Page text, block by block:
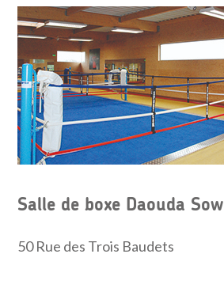
Salle de boxe Daouda Sow
50 Rue des Trois Baudets